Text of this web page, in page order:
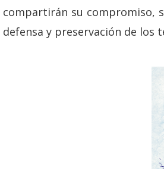
compartirán su compromiso,
defensa y preservación de los